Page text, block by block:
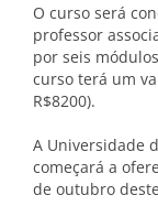
O curso será
professor
por seis
curso terá um
R$8200).
A Universidade
começará a
de outubro